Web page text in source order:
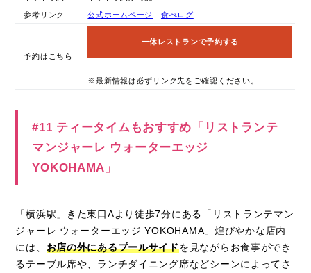
参考リンク 公式ホームページ 食べログ
予約はこちら
一休レストランで予約する
※最新情報は必ずリンク先をご確認ください。
#11 ティータイムもおすすめ「リストランテ
マンジャーレ ウォーターエッジ
YOKOHAMA」
「横浜駅」きた東口Aより徒歩7分にある「リストランテマン
ジャーレ ウォーターエッジ YOKOHAMA」煌びやかな店内
には、 お店の外にあるプールサイドを見ながらお食事ができ
るテーブル席や、ランチダイニング席などシーンによってさ